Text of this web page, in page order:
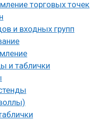
торговых точек
и входных групп
и таблички